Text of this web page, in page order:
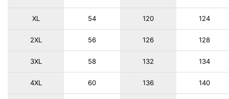
XL
2XL
3XL
4XL
54
56
58
60
120
126
132
136
124
128
134
140